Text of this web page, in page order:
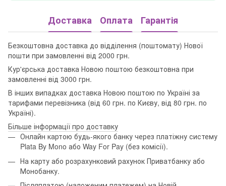
Доставка Оплата Гарантія
Безкоштовна доставка до відділення (поштомату) Нової
пошти при замовленні від 2000 грн.
Кур'єрська доставка Новою поштою безкоштовна при
замовленні від 3000 грн.
В інших випадках доставка Новою поштою по Україні за
тарифами перевізника (від 60 грн. по Києву, від 80 грн. по
Україні).
Більше інформації про доставку
Онлайн картою будь-якого банку через платіжну систему
Plata By Mono або Way For Pay (без комісії).
На карту або розрахунковий рахунок Приватбанку або
Монобанку.